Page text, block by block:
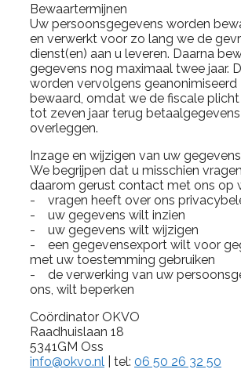
Bewaartermijnen
Uw persoonsgegevens worden
en verwerkt voor zo lang we de
dienst(en) aan u leveren. Daarna
gegevens nog maximaal twee jaar.
worden vervolgens geanonimiseerd
bewaard, omdat we de fiscale
tot zeven jaar terug
overleggen.
Inzage en wijzigen van uw gegevens
We begrijpen dat u misschien
daarom gerust contact met ons op
- vragen heeft over ons
- uw gegevens wilt inzien
- uw gegevens wilt wijzigen
- een gegevensexport wilt voor
met uw toestemming gebruiken
- de verwerking van uw
ons, wilt beperken
Coördinator OKVO
Raadhuislaan 18
5341GM Oss
info@okvo.nl | tel: 06 50 26 32 50